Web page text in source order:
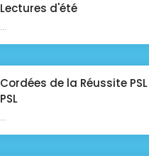
Lectures d'été
...
Cordées de la Réussite
PSL
...